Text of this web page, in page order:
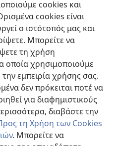
cookies και
cookies είναι
ο ιστότοπός μας και
Μπορείτε να
τη χρήση
οποία χρησιμοποιούμε
εμπειρία χρήσης σας.
δεν πρόκειται ποτέ να
για διαφημιστικούς
διαβάστε την
τη Χρήση των Cookies
. Μπορείτε να
της Σκοπιάς™